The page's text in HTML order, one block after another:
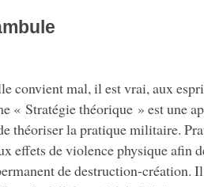
convient mal, il est vrai, aux
« Stratégie théorique » est une
théoriser la pratique militaire.
effets de violence physique afin
de destruction-création.